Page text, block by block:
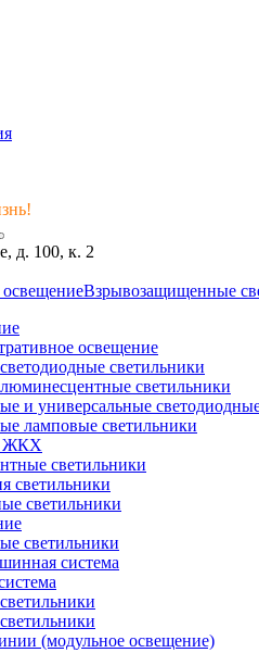
д. 100, к. 2
Взрывозащищенные
освещение
светильники
светильники
и универсальные
ламповые светильники
ЖКХ
светильники
светильники
светильники
светильники
система
(модульное освещение)